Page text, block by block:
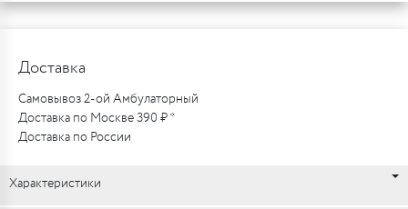
Доставка
Самовывоз 2-ой Амбулаторный
Доставка по Москве 390 ₽ *
Доставка по России
Характеристики